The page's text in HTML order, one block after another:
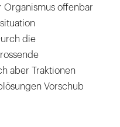
Organismus offenbar
die
aber Traktionen
Vorschub